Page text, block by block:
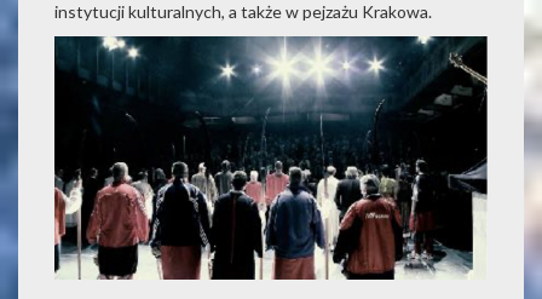
instytucji kulturalnych, a także w pejzażu Krakowa.